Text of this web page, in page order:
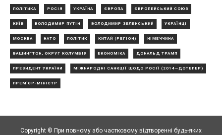
ПОЛІТИКА РОСІЯ УКРАЇНА ЄВРОПА ЄВРОПЕЙСЬКИЙ СОЮЗ
КИЇВ ВОЛОДИМИР ПУТІН ВОЛОДИМИР ЗЕЛЕНСЬКИЙ УКРАЇНЦІ
МОСКВА НАТО ПОЛІТИК КИТАЙ (РЕГІОН) НІМЕЧЧИНА
ВАШИНГТОН, ОКРУГ КОЛУМБІЯ ЕКОНОМІКА ДОНАЛЬД ТРАМП
ПРЕЗИДЕНТ УКРАЇНИ МІЖНАРОДНІ САНКЦІЇ ЩОДО РОСІЇ (2014—ДОТЕПЕР)
ПРЕМ'ЄР-МІНІСТР
Copyright © При повному або частковому відтворенні будь-яких